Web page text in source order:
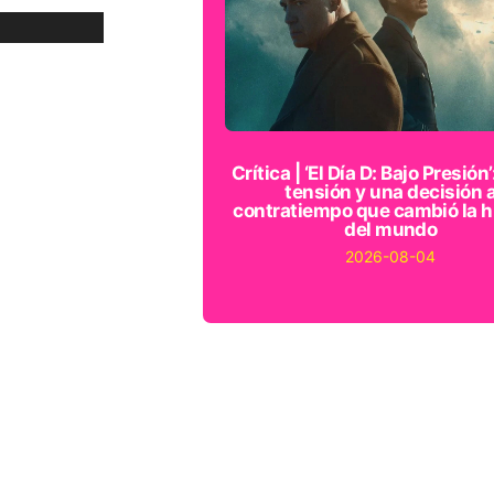
Crítica | ‘El Día D: Bajo
tensión y una decisión
contratiempo que cambió la
del mundo
2026-08-04